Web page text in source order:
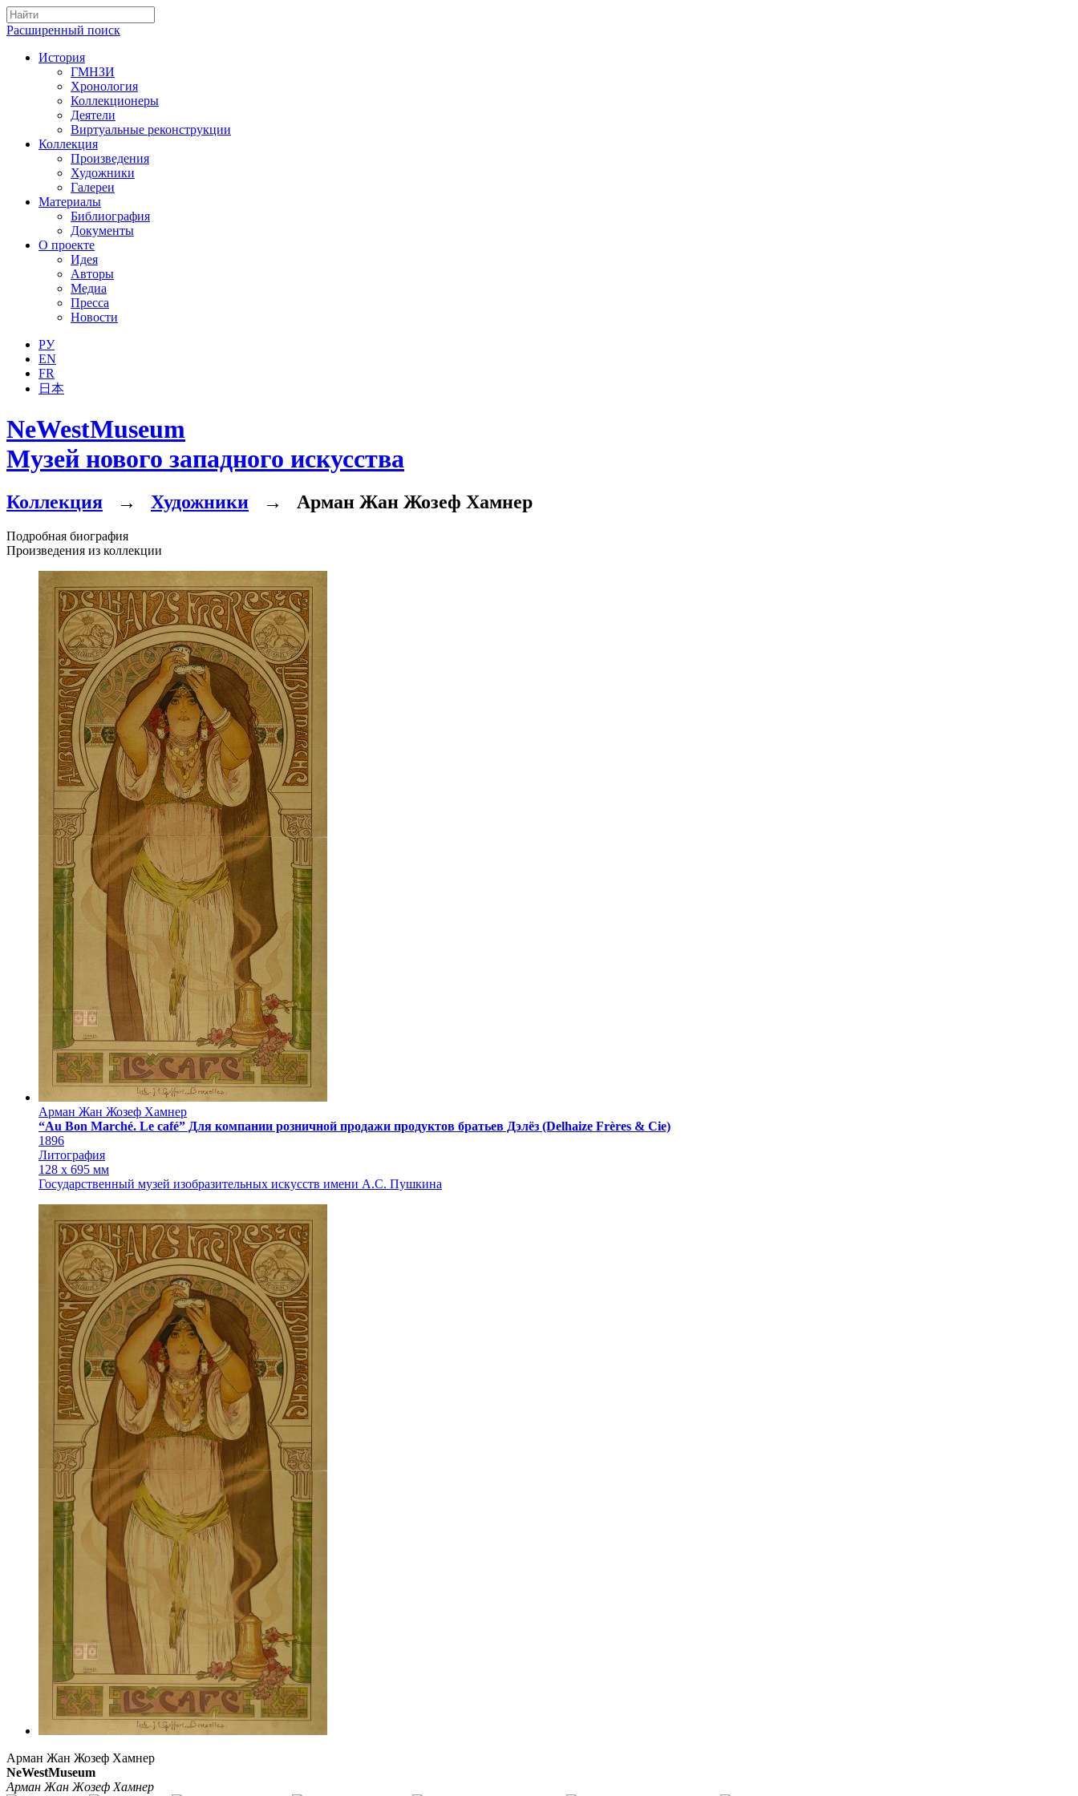
Расширенный поиск
История
ГМНЗИ
Хронология
Коллекционеры
Деятели
Виртуальные реконструкции
Коллекция
Произведения
Художники
Галереи
Материалы
Библиография
Документы
О проекте
Идея
Авторы
Медиа
Пресса
Новости
РУ
EN
FR
日本
NeWestMuseum
Музей нового западного искусства
Коллекция → Художники → Арман Жан Жозеф Хамнер
Подробная биография
Произведения из коллекции
Арман Жан Жозеф Хамнер
“Au Bon Marché. Le café” Для компании розничной продажи продуктов братьев Дэлёз (Delhaize Frères & Cie)
1896
Литография
128 х 695 мм
Государственный музей изобразительных искусств имени А.С. Пушкина
Арман Жан Жозеф Хамнер
NeWestMuseum
Арман Жан Жозеф Хамнер